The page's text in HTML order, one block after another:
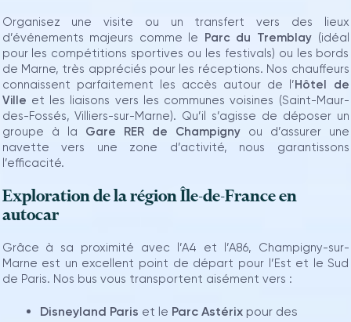
Organisez une visite ou un transfert vers des lieux
d’événements majeurs comme le Parc du Tremblay(idéal
pour les compétitions sportives ou les festivals) ou les bords
de Marne, très appréciés pour les réceptions. Nos chauffeurs
connaissent parfaitement les accès autour de l’Hôtel de
Ville et les liaisons vers les communes voisines (Saint-Maur-
des-Fossés, Villiers-sur-Marne). Qu’il s’agisse de déposer un
groupe à la Gare RER de Champignyou d’assurer une
navette vers une zone d’activité, nous garantissons
l’efficacité.
Exploration de la région Île-de-France en
autocar
Grâce à sa proximité avec l’A4 et l’A86, Champigny-sur-
Marne est un excellent point de départ pour l’Est et le Sud
de Paris. Nos bus vous transportent aisément vers :
Disneyland Paris et le Parc Astérixpour des